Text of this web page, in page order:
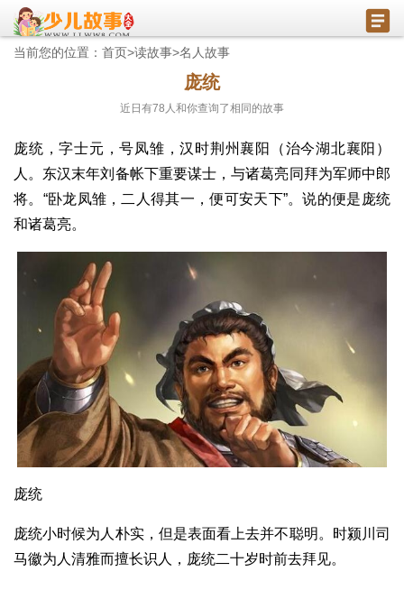
当前您的位置： 首页>读故事>名人故事
庞统
近日有78 人和你查询了相同的故事
庞统，字士元，号凤雏，汉时荆州襄阳（治今湖北襄阳）
人。东汉末年刘备帐下重要谋士，与诸葛亮同拜为军师中郎
将。“卧龙凤雏，二人得其一，便可安天下”。说的便是庞统
和诸葛亮。
庞统
庞统小时候为人朴实，但是表面看上去并不聪明。时颍川司
马徽为人清雅而擅长识人，庞统二十岁时前去拜见。